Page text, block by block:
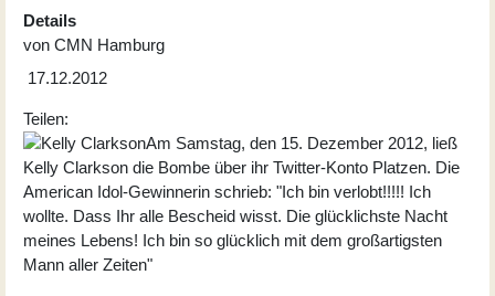
Details
von CMN Hamburg
17.12.2012
Teilen:
Am Samstag, den 15. Dezember 2012, ließ
Kelly Clarkson die Bombe über ihr Twitter-Konto Platzen. Die
American Idol-Gewinnerin schrieb: "Ich bin verlobt!!!!! Ich
wollte. Dass Ihr alle Bescheid wisst. Die glücklichste Nacht
meines Lebens! Ich bin so glücklich mit dem großartigsten
Mann aller Zeiten"